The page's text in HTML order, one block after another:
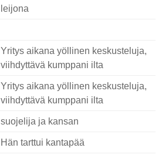
leijona
Yritys aikana yöllinen keskusteluja,
viihdyttävä kumppani ilta
Yritys aikana yöllinen keskusteluja,
viihdyttävä kumppani ilta
suojelija ja kansan
Hän tarttui kantapää